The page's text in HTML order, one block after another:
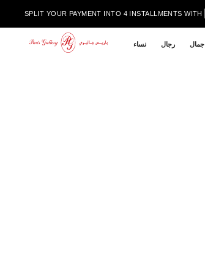
SPLIT YOUR PAYMENT INTO 4 INSTALLMENTS WITH
نساء رجال جمال